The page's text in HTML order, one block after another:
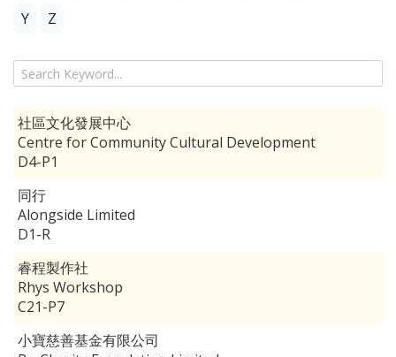
Y
Z
社區文化發展中心
Centre for Community Cultural Development
D4-P1
同行
Alongside Limited
D1-R
睿程製作社
Rhys Workshop
C21-P7
小寶慈善基金有限公司